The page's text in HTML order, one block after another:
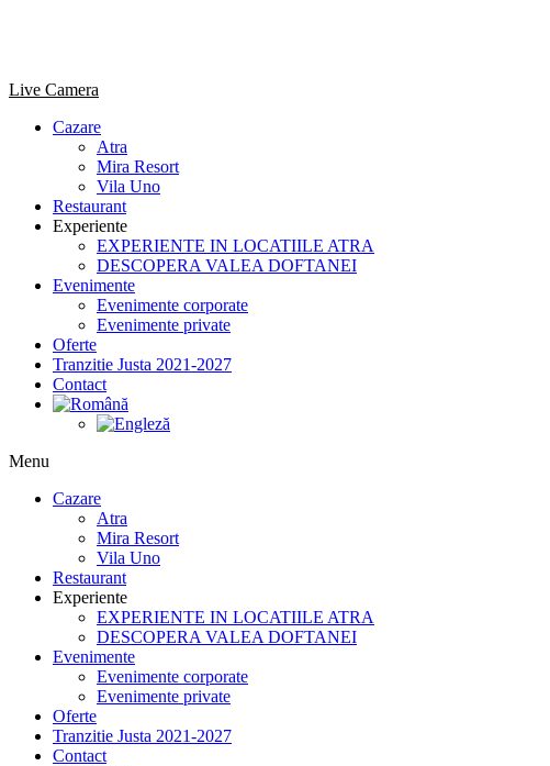
Live Camera
Cazare
Atra
Mira Resort
Vila Uno
Restaurant
Experiente
EXPERIENTE IN LOCATIILE ATRA
DESCOPERA VALEA DOFTANEI
Evenimente
Evenimente corporate
Evenimente private
Oferte
Tranzitie Justa 2021-2027
Contact
Menu
Cazare
Atra
Mira Resort
Vila Uno
Restaurant
Experiente
EXPERIENTE IN LOCATIILE ATRA
DESCOPERA VALEA DOFTANEI
Evenimente
Evenimente corporate
Evenimente private
Oferte
Tranzitie Justa 2021-2027
Contact